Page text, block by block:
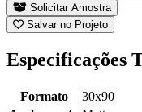
Solicitar Amostra
Salvar no Projeto
Especificações
Formato
30x90